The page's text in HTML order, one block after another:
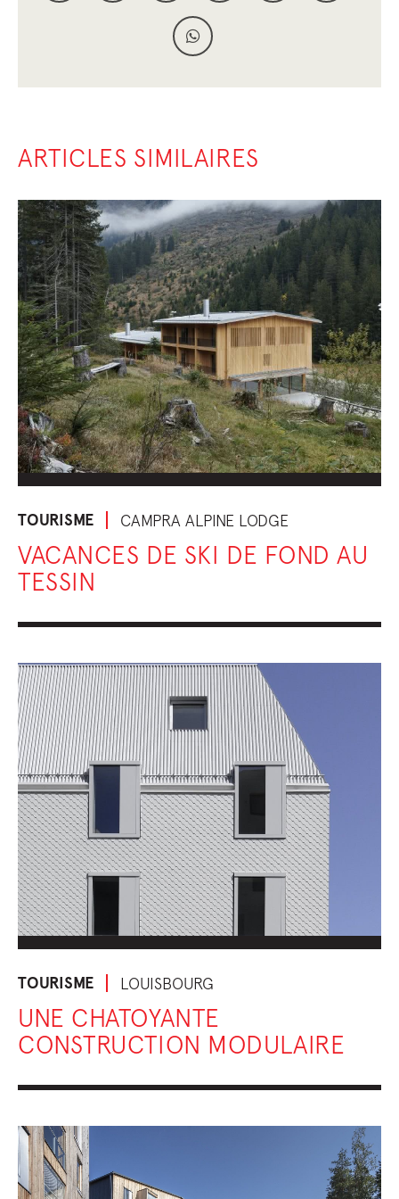
ARTICLES SIMILAIRES
TOURISME CAMPRA ALPINE LODGE
VACANCES DE SKI DE FOND AU
TESSIN
TOURISME LOUISBOURG
UNE CHATOYANTE
CONSTRUCTION MODULAIRE